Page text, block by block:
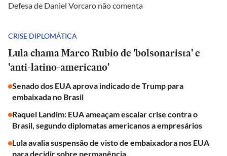
Defesa de Daniel Vorcaro não comenta
CRISE DIPLOMÁTICA
Lula chama Marco Rubio de 'bolsonarista' e
'anti-latino-americano'
Senado dos EUA aprova indicado de Trump para
embaixada no Brasil
Raquel Landim: EUA ameaçam escalar crise contra o
Brasil, segundo diplomatas americanos a empresários
Lula avalia suspensão de visto de embaixadora nos EUA
para decidir sobre permanência